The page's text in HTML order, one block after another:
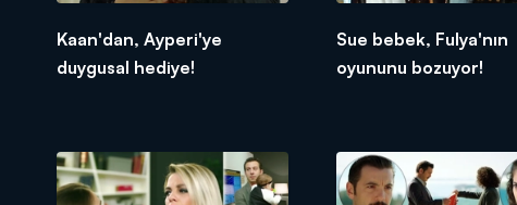
Kaan'dan, Ayperi'ye
duygusal hediye!
Sue bebek, Fulya'nın
oyununu bozuyor!